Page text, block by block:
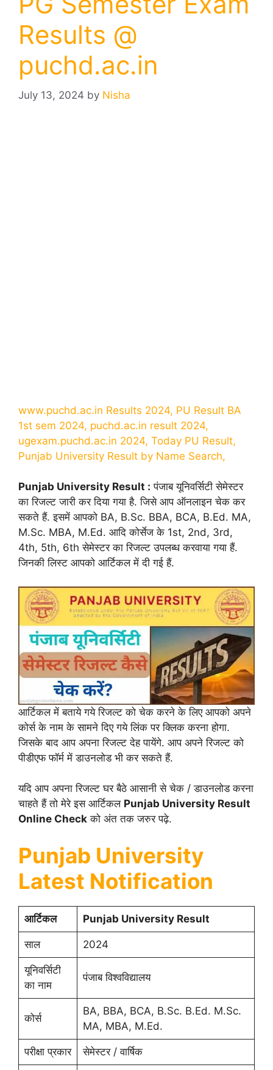
Results @
puchd.ac.in
July 13, 2024 by Nisha
www.puchd.ac.in Results 2024, PU Result BA
1st sem 2024, puchd.ac.in result 2024,
ugexam.puchd.ac.in 2024, Today PU Result,
Punjab University Result by Name Search,
Punjab University Result : पंजाब यूनिवर्सिटी सेमेस्टर
का रिजल्ट जारी कर दिया गया है. जिसे आप ऑनलाइन चेक कर
सकते हैं. इसमें आपको BA, B.Sc. BBA, BCA, B.Ed. MA,
M.Sc. MBA, M.Ed. आदि कोर्सेज के 1st, 2nd, 3rd,
4th, 5th, 6th सेमेस्टर का रिजल्ट उपलब्ध करवाया गया हैं.
जिनकी लिस्ट आपको आर्टिकल में दी गई हैं.
आर्टिकल में बताये गये रिजल्ट को चेक करने के लिए आपको अपने
कोर्स के नाम के सामने दिए गये लिंक पर क्लिक करना होगा.
जिसके बाद आप अपना रिजल्ट देह पायेंगे. आप अपने रिजल्ट को
पीडीएफ फॉर्म में डाउनलोड भी कर सकते हैं.
यदि आप अपना रिजल्ट घर बैठे आसानी से चेक / डाउनलोड करना
चाहते हैं तो मेरे इस आर्टिकल Punjab University Result
Online Check को अंत तक जरुर पढ़े.
Punjab University
Latest Notification
आर्टिकल Punjab University Result
साल 2024
यूनिवर्सिटी
का नाम
पंजाब विश्वविद्यालय
कोर्स
BA, BBA, BCA, B.Sc. B.Ed. M.Sc.
MA, MBA, M.Ed.
परीक्षा प्रकार सेमेस्टर / वार्षिक